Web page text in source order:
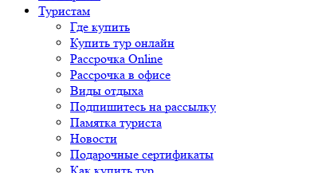
Туристам
Где купить
Купить тур онлайн
Рассрочка Online
Рассрочка в офисе
Виды отдыха
Подпишитесь на рассылку
Памятка туриста
Новости
Подарочные сертификаты